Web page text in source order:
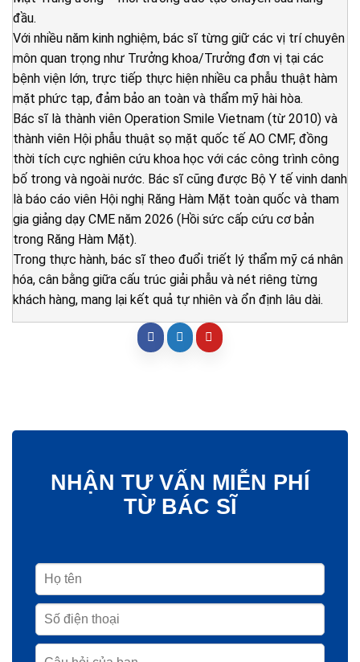
đầu.
Với nhiều năm kinh nghiệm, bác sĩ từng giữ các vị trí chuyên
môn quan trọng như Trưởng khoa/Trưởng đơn vị tại các
bệnh viện lớn, trực tiếp thực hiện nhiều ca phẫu thuật hàm
mặt phức tạp, đảm bảo an toàn và thẩm mỹ hài hòa.
Bác sĩ là thành viên Operation Smile Vietnam (từ 2010) và
thành viên Hội phẫu thuật sọ mặt quốc tế AO CMF, đồng
thời tích cực nghiên cứu khoa học với các công trình công
bố trong và ngoài nước. Bác sĩ cũng được Bộ Y tế vinh danh
là báo cáo viên Hội nghị Răng Hàm Mặt toàn quốc và tham
gia giảng dạy CME năm 2026 (Hồi sức cấp cứu cơ bản
trong Răng Hàm Mặt).
Trong thực hành, bác sĩ theo đuổi triết lý thẩm mỹ cá nhân
hóa, cân bằng giữa cấu trúc giải phẫu và nét riêng từng
khách hàng, mang lại kết quả tự nhiên và ổn định lâu dài.
NHẬN TƯ VẤN MIỄN PHÍ
TỪ BÁC SĨ